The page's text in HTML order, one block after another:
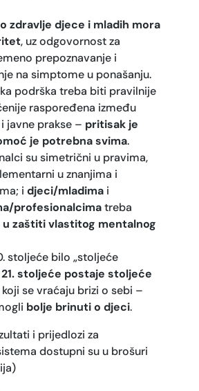
zdravlje djece i mladih mora
, uz odgovornost za
prepoznavanje i
na simptome u ponašanju.
podrška treba biti pravilnije
raspoređena između
javne prakse – pritisak je
je potrebna svima.
su simetrični u pravima,
u znanjima i
i djeci/mladima i
profesionalcimatreba
u zaštiti vlastitog mentalnog
stoljeće bilo „stoljeće
21. stoljeće postaje stoljeće
koji se vraćaju brizi o sebi –
bolje brinuti o djeci.
i prijedlozi za
dostupni su u brošuri